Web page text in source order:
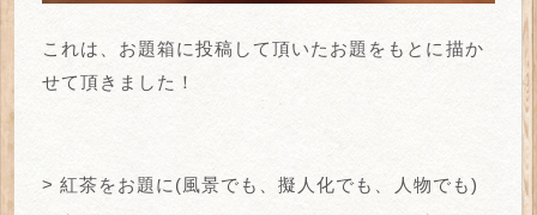
これは、お題箱に投稿して頂いたお題をもとに描か
せて頂きました！
> 紅茶をお題に(風景でも、擬人化でも、人物でも)